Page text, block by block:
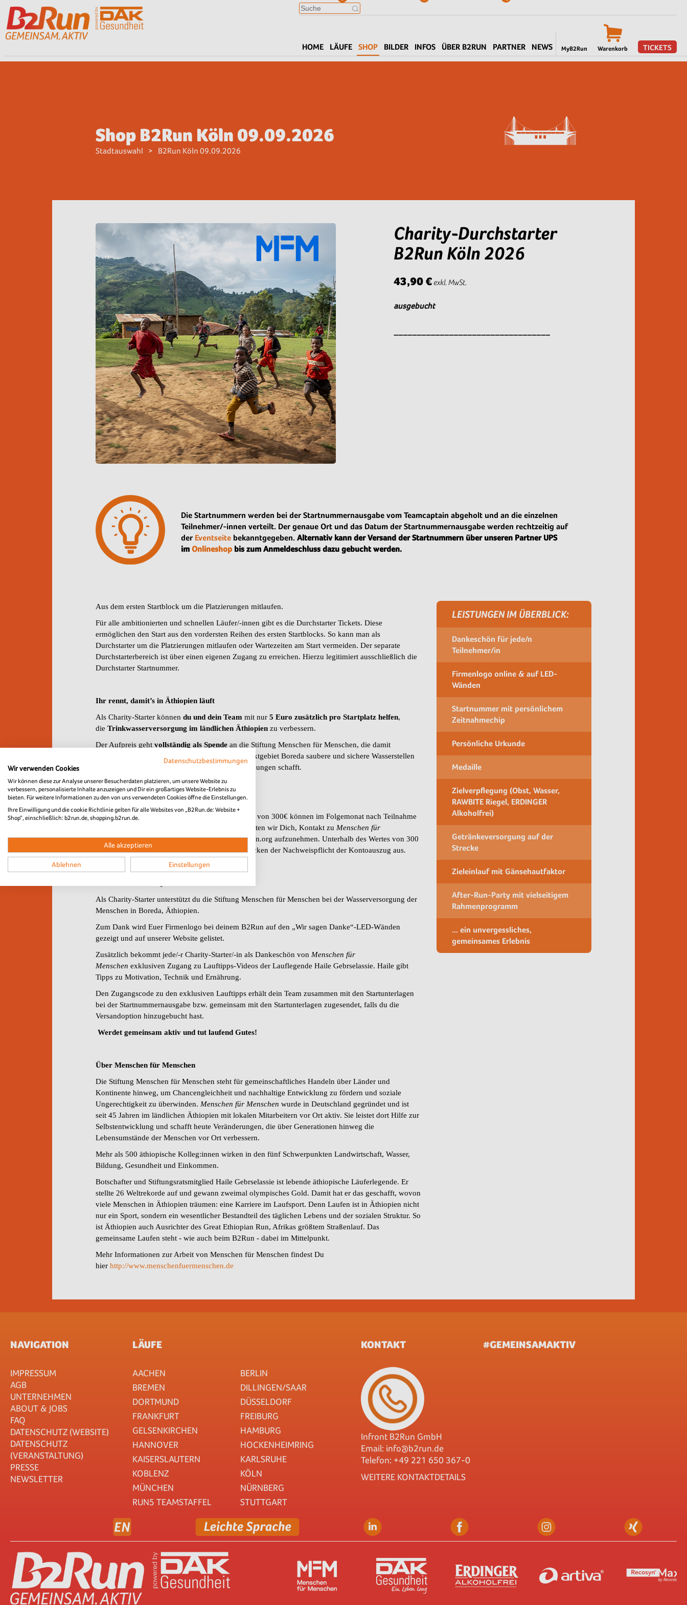
MyB2Run Warenkorb TICKETS
HOME LÄUFE SHOP BILDER INFOS ÜBER B2RUN PARTNER NEWS
Shop B2Run Köln 09.09.2026
Stadtauswahl B2Run Köln 09.09.2026
Charity-Durchstarter
B2Run Köln 2026
43,90 € exkl. MwSt.
ausgebucht
Die Startnummern werden bei der Startnummernausgabe vom Teamcaptain abgeholt und an die einzelnen
Teilnehmer/-innen verteilt. Der genaue Ort und das Datum der Startnummernausgabe werden rechtzeitig auf
der Eventseitebekanntgegeben. Alternativ kann der Versand der Startnummern über unseren Partner UPS
im Onlineshopbis zum Anmeldeschluss dazu gebucht werden.
Aus dem ersten Startblock um die Platzierungen mitlaufen.
Für alle ambitionierten und schnellen Läufer/-innen gibt es die Durchstarter Tickets. Diese
ermöglichen den Start aus den vordersten Reihen des ersten Startblocks. So kann man als
Durchstarter um die Platzierungen mitlaufen oder Wartezeiten am Start vermeiden. Der separate
Durchstarterbereich ist über einen eigenen Zugang zu erreichen. Hierzu legitimiert ausschließlich die
Durchstarter Startnummer.
Ihr rennt, damit’s in Äthiopien läuft
Als Charity-Starter können du und dein Team mit nur 5 Euro zusätzlich pro Startplatz helfen,
die Trinkwasserversorgung im ländlichen Äthiopien zu verbessern.
Der Aufpreis geht vollständig als Spende an die Stiftung Menschen für Menschen, die damit
gemeinsam mit den Dorfgemeinschaften im Projektgebiet Boreda saubere und sichere Wasserstellen
als Basis für gesündere und bessere Lebensbedingungen schafft.
Spendenquittung & steuerliche Hinweise
Spendenquittungen ab einem Gesamtspendenwert von 300€ können im Folgemonat nach Teilnahme
am B2Run ausgestellt werden. Zur Ausstellung bitten wir Dich, Kontakt zu Menschen für
Menschenunter spenden@menschenfuermenschen.org aufzunehmen. Unterhalb des Wertes von 300
€ reicht den Finanzbehörden zu steuerlichen Zwecken der Nachweispflicht der Kontoauszug aus.
Als Charity-Starter unterstützt du die Stiftung Menschen für Menschen bei der Wasserversorgung der
Menschen in Boreda, Äthiopien.
Zum Dank wird Euer Firmenlogo bei deinem B2Run auf den „Wir sagen Danke“-LED-Wänden
gezeigt und auf unserer Website gelistet.
Zusätzlich bekommt jede/-r Charity-Starter/-in als Dankeschön von Menschen für
Menschen exklusiven Zugang zu Lauftipps-Videos der Lauflegende Haile Gebrselassie. Haile gibt
Tipps zu Motivation, Technik und Ernährung.
Den Zugangscode zu den exklusiven Lauftipps erhält dein Team zusammen mit den Startunterlagen
bei der Startnummernausgabe bzw. gemeinsam mit den Startunterlagen zugesendet, falls du die
Versandoption hinzugebucht hast.
Werdet gemeinsam aktiv und tut laufend Gutes!
Über Menschen für Menschen
Die Stiftung Menschen für Menschen steht für gemeinschaftliches Handeln über Länder und
Kontinente hinweg, um Chancengleichheit und nachhaltige Entwicklung zu fördern und soziale
Ungerechtigkeit zu überwinden. Menschen für Menschen wurde in Deutschland gegründet und ist
seit 45 Jahren im ländlichen Äthiopien mit lokalen Mitarbeitern vor Ort aktiv. Sie leistet dort Hilfe zur
Selbstentwicklung und schafft heute Veränderungen, die über Generationen hinweg die
Lebensumstände der Menschen vor Ort verbessern.
Mehr als 500 äthiopische Kolleg:innen wirken in den fünf Schwerpunkten Landwirtschaft, Wasser,
Bildung, Gesundheit und Einkommen.
Botschafter und Stiftungsratsmitglied Haile Gebrselassie ist lebende äthiopische Läuferlegende. Er
stellte 26 Weltrekorde auf und gewann zweimal olympisches Gold. Damit hat er das geschafft, wovon
viele Menschen in Äthiopien träumen: eine Karriere im Laufsport. Denn Laufen ist in Äthiopien nicht
nur ein Sport, sondern ein wesentlicher Bestandteil des täglichen Lebens und der sozialen Struktur. So
ist Äthiopien auch Ausrichter des Great Ethiopian Run, Afrikas größtem Straßenlauf. Das
gemeinsame Laufen steht - wie auch beim B2Run - dabei im Mittelpunkt.
Mehr Informationen zur Arbeit von Menschen für Menschen findest Du
hier http://www.menschenfuermenschen.de
LEISTUNGEN IM ÜBERBLICK:
Dankeschön für jede/n
Teilnehmer/in
Firmenlogo online & auf LED-
Wänden
Startnummer mit persönlichem
Zeitnahmechip
Persönliche Urkunde
Medaille
Zielverpflegung (Obst, Wasser,
RAWBITE Riegel, ERDINGER
Alkoholfrei)
Getränkeversorgung auf der
Strecke
Zieleinlauf mit Gänsehautfaktor
After-Run-Party mit vielseitigem
Rahmenprogramm
... ein unvergessliches,
gemeinsames Erlebnis
NAVIGATION
IMPRESSUM
AGB
UNTERNEHMEN
ABOUT & JOBS
FAQ
DATENSCHUTZ (WEBSITE)
DATENSCHUTZ
(VERANSTALTUNG)
PRESSE
NEWSLETTER
LÄUFE
AACHEN
BERLIN
BREMEN
DILLINGEN/SAAR
DORTMUND
DÜSSELDORF
FRANKFURT
FREIBURG
GELSENKIRCHEN
HAMBURG
HANNOVER
HOCKENHEIMRING
KAISERSLAUTERN
KARLSRUHE
KOBLENZ
KÖLN
MÜNCHEN
NÜRNBERG
RUN5 TEAMSTAFFEL
STUTTGART
KONTAKT
Infront B2Run GmbH
Email: info@b2run.de
Telefon: +49 221 650 367-0
WEITERE KONTAKTDETAILS
#GEMEINSAMAKTIV
Datenschutzbestimmungen
Wir verwenden Cookies
Wir können diese zur Analyse unserer Besucherdaten platzieren, um unsere Website zu
verbessern, personalisierte Inhalte anzuzeigen und Dir ein großartiges Website-Erlebnis zu
bieten. Für weitere Informationen zu den von uns verwendeten Cookies öffne die Einstellungen.
Ihre Einwilligung und die cookie Richtlinie gelten für alle Websites von „B2Run.de: Website +
Shop“, einschließlich: b2run.de, shopping.b2run.de.
Alle akzeptieren
Ablehnen Einstellungen